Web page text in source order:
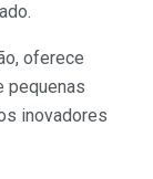
oferece
pequenas
inovadores